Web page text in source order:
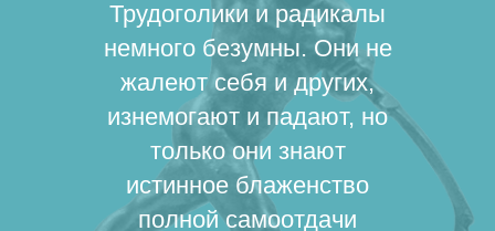
Трудоголики и радикалы
немного безумны. Они не
жалеют себя и других,
изнемогают и падают, но
только они знают
истинное блаженство
полной самоотдачи